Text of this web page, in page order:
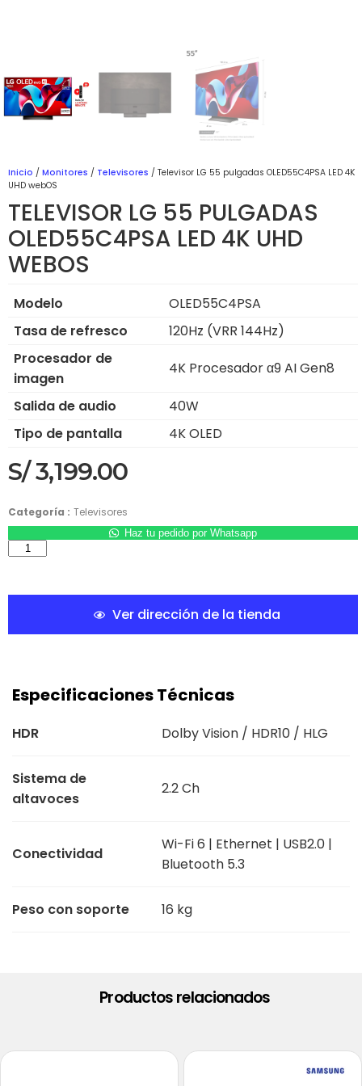
Inicio / Monitores / Televisores / Televisor LG 55 pulgadas OLED55C4PSA LED 4K
UHD webOS
TELEVISOR LG 55 PULGADAS
OLED55C4PSA LED 4K UHD
WEBOS
Modelo
OLED55C4PSA
Tasa de refresco
120Hz (VRR 144Hz)
Procesador de
imagen
4K Procesador α9 AI Gen8
Salida de audio
40W
Tipo de pantalla
4K OLED
S/3,199.00
Categoría : Televisores
Haz tu pedido por Whatsapp
Ver dirección de la tienda
Especificaciones Técnicas
HDR Dolby Vision / HDR10 / HLG
Sistema de
altavoces
2.2 Ch
Conectividad
Wi-Fi 6 | Ethernet | USB2.0 |
Bluetooth 5.3
Peso con soporte 16 kg
Productos relacionados